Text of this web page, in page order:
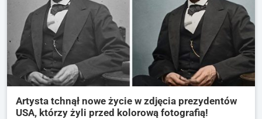
Artysta tchnął nowe życie w zdjęcia prezydentów
USA, którzy żyli przed kolorową fotografią!